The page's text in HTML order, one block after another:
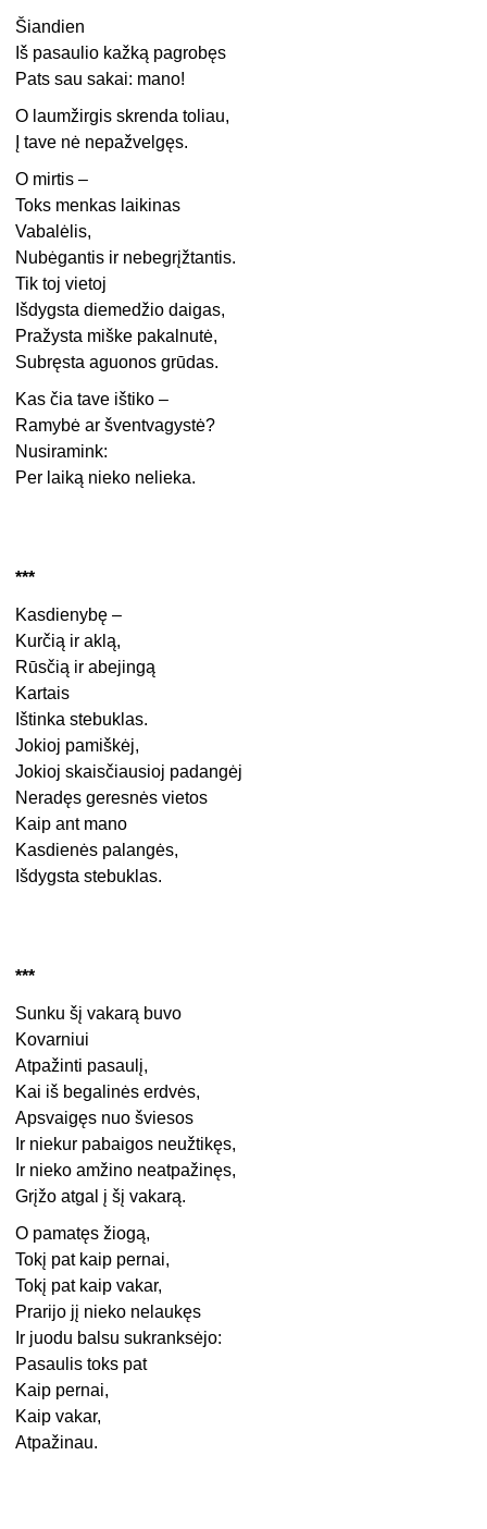
Šiandien
Iš pasaulio kažką pagrobęs
Pats sau sakai: mano!
O laumžirgis skrenda toliau,
Į tave nė nepažvelgęs.
O mirtis –
Toks menkas laikinas
Vabalėlis,
Nubėgantis ir nebegrįžtantis.
Tik toj vietoj
Išdygsta diemedžio daigas,
Pražysta miške pakalnutė,
Subręsta aguonos grūdas.
Kas čia tave ištiko –
Ramybė ar šventvagystė?
Nusiramink:
Per laiką nieko nelieka.
***
Kasdienybę –
Kurčią ir aklą,
Rūsčią ir abejingą
Kartais
Ištinka stebuklas.
Jokioj pamiškėj,
Jokioj skaisčiausioj padangėj
Neradęs geresnės vietos
Kaip ant mano
Kasdienės palangės,
Išdygsta stebuklas.
***
Sunku šį vakarą buvo
Kovarniui
Atpažinti pasaulį,
Kai iš begalinės erdvės,
Apsvaigęs nuo šviesos
Ir niekur pabaigos neužtikęs,
Ir nieko amžino neatpažinęs,
Grįžo atgal į šį vakarą.
O pamatęs žiogą,
Tokį pat kaip pernai,
Tokį pat kaip vakar,
Prarijo jį nieko nelaukęs
Ir juodu balsu sukranksėjo:
Pasaulis toks pat
Kaip pernai,
Kaip vakar,
Atpažinau.